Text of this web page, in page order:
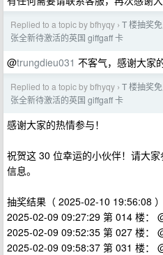
Replied to a topic by bfhyqy › T 楼抽奖
张全新待激活的英国 giffgaff 卡
@trungdieu031 不客气，感谢大家
Replied to a topic by bfhyqy › T 楼抽奖
张全新待激活的英国 giffgaff 卡
感谢大家的热情参与！
祝贺这 30 位幸运的小伙伴！请大
信息。
抽奖结果（ 2025-02-10 19:56:08
2025-02-09 09:27:29 第 014 楼：
2025-02-09 09:52:35 第 027 楼：
2025-02-09 09:58:37 第 031 楼：